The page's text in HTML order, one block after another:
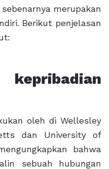
merupakan
Berikut penjelasan
oleh di Wellesley
dan University of
bahwa
sebuah hubungan